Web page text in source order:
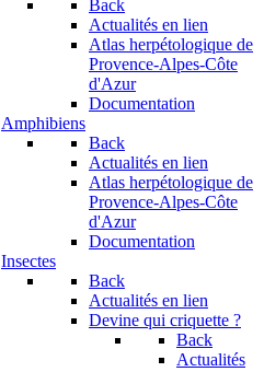
Back
Actualités en lien
Atlas herpétologique de
Provence-Alpes-Côte
d'Azur
Documentation
Amphibiens
Back
Actualités en lien
Atlas herpétologique de
Provence-Alpes-Côte
d'Azur
Documentation
Insectes
Back
Actualités en lien
Devine qui criquette ?
Back
Actualités